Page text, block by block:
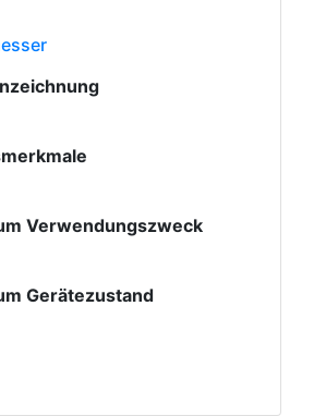
Verwendungszweck
Gerätezustand